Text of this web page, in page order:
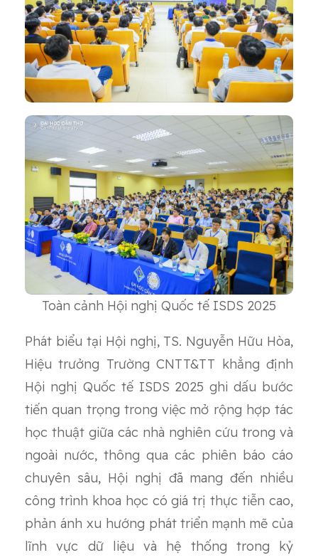
Toàn cảnh Hội nghị Quốc tế ISDS 2025
Phát biểu tại Hội nghị, TS. Nguyễn Hữu Hòa,
Hiệu trưởng Trường CNTT&TT khẳng định
Hội nghị Quốc tế ISDS 2025 ghi dấu bước
tiến quan trọng trong việc mở rộng hợp tác
học thuật giữa các nhà nghiên cứu trong và
ngoài nước, thông qua các phiên báo cáo
chuyên sâu, Hội nghị đã mang đến nhiều
công trình khoa học có giá trị thực tiễn cao,
phản ánh xu hướng phát triển mạnh mẽ của
lĩnh vực dữ liệu và hệ thống trong kỷ